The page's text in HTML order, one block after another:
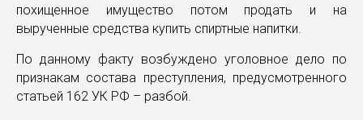
похищенное имущество потом продать и на
вырученные средства купить спиртные напитки.
По данному факту возбуждено уголовное дело по
признакам состава преступления, предусмотренного
статьей 162 УК РФ – разбой.